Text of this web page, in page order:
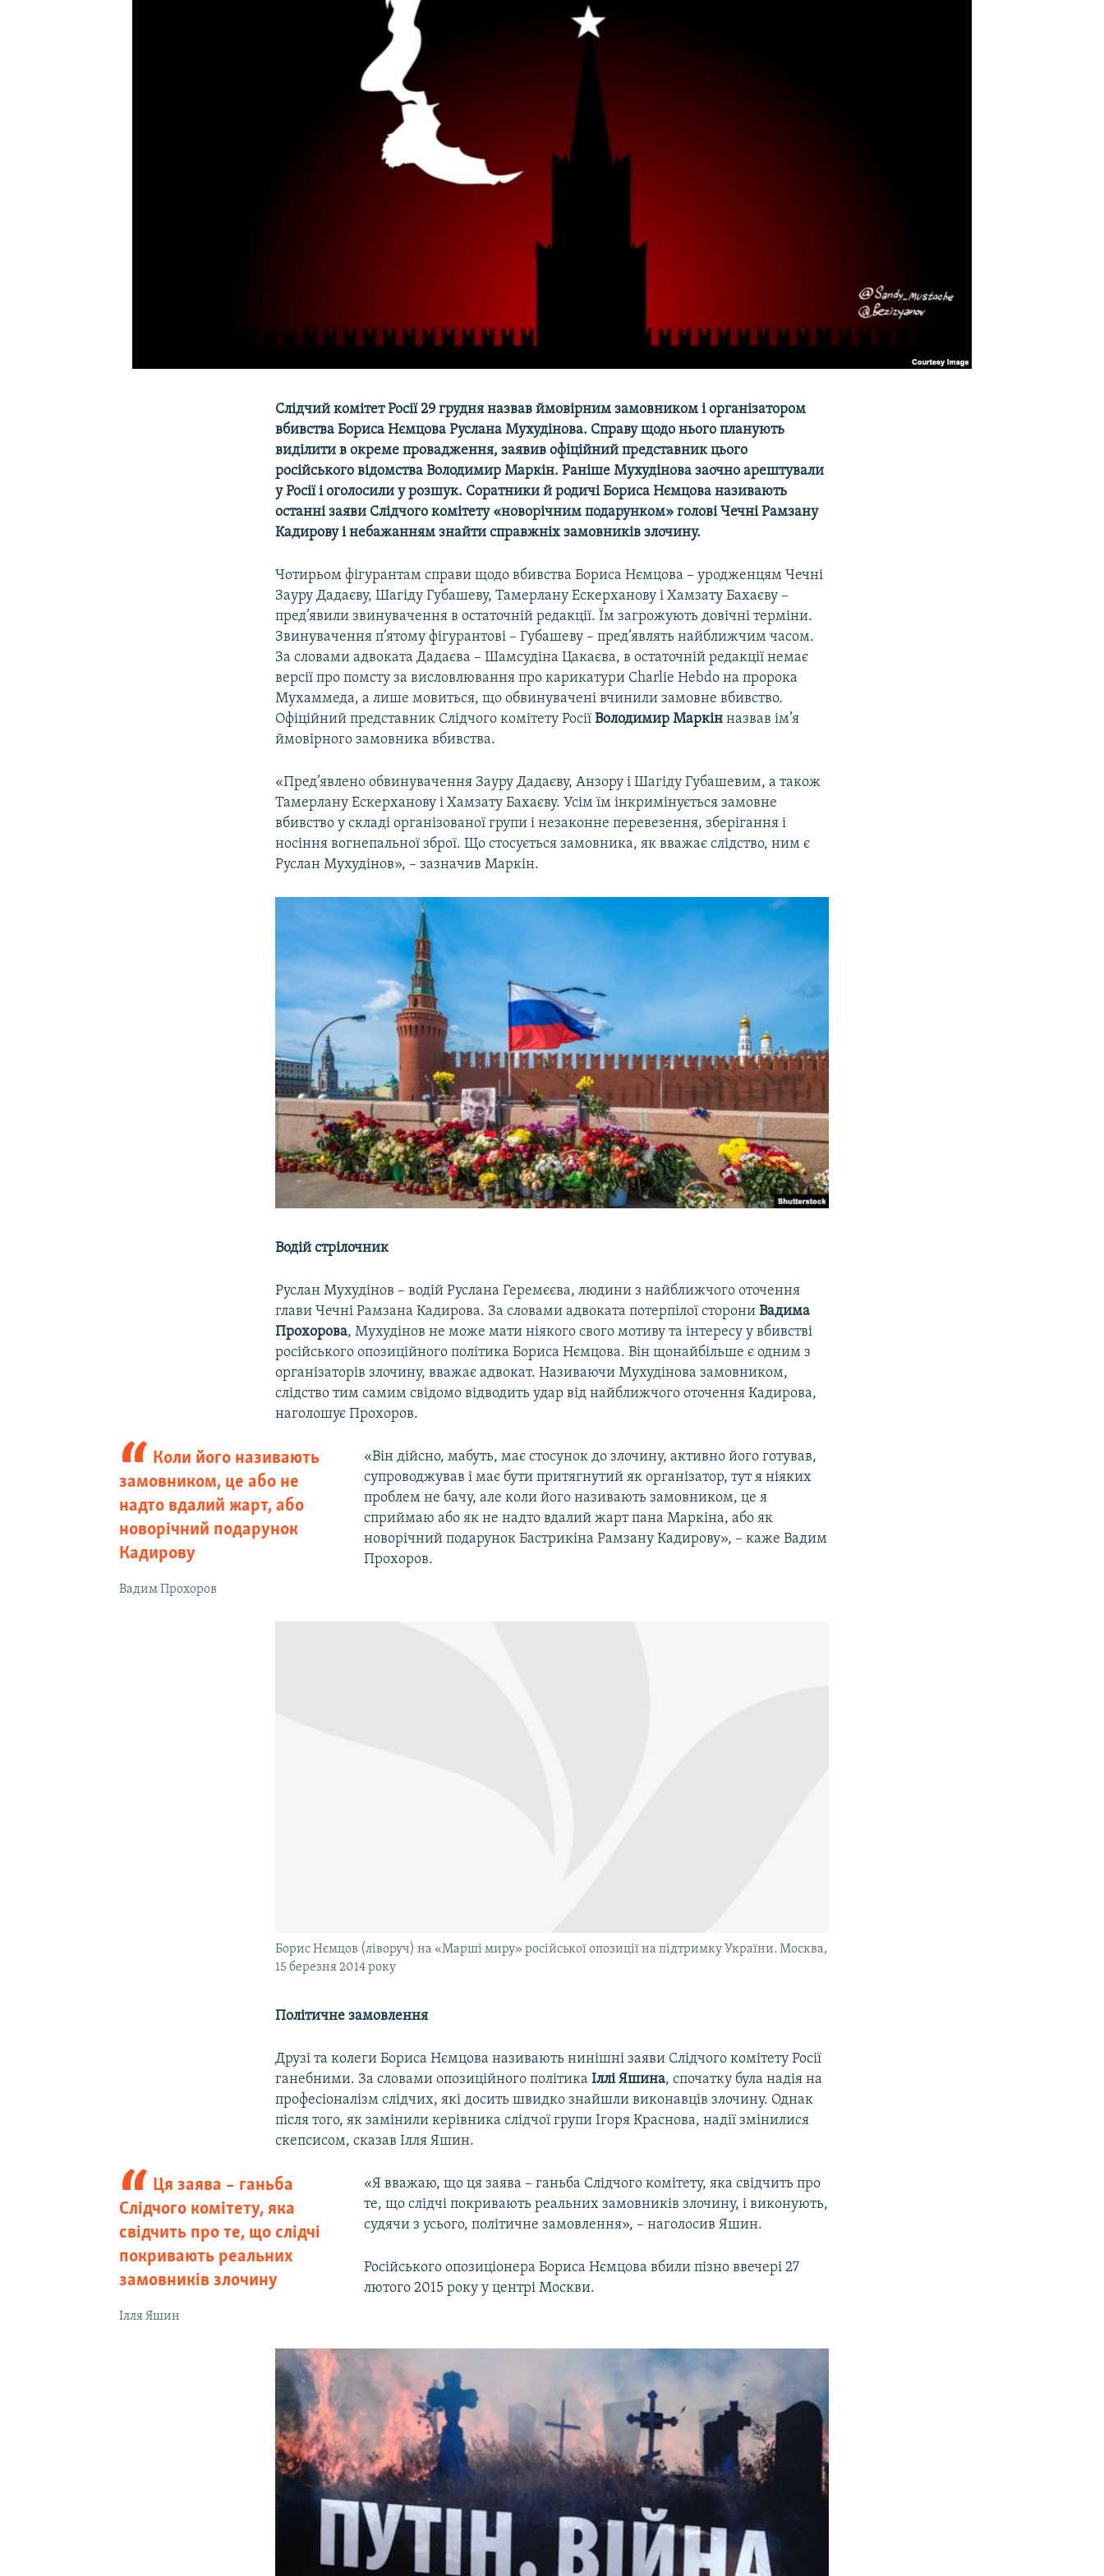
Слідчий комітет Росії 29 грудня назвав ймовірним замовником і організатором
вбивства Бориса Нємцова Руслана Мухудінова. Справу щодо нього планують
виділити в окреме провадження, заявив офіційний представник цього
російського відомства Володимир Маркін. Раніше Мухудінова заочно арештували
у Росії і оголосили у розшук. Соратники й родичі Бориса Нємцова називають
останні заяви Слідчого комітету «новорічним подарунком» голові Чечні Рамзану
Кадирову і небажанням знайти справжніх замовників злочину.
Чотирьом фігурантам справи щодо вбивства Бориса Нємцова – уродженцям Чечні
Зауру Дадаєву, Шагіду Губашеву, Тамерлану Ескерханову і Хамзату Бахаєву –
пред’явили звинувачення в остаточній редакції. Їм загрожують довічні терміни.
Звинувачення п’ятому фігурантові – Губашеву – пред’являть найближчим часом.
За словами адвоката Дадаєва – Шамсудіна Цакаєва, в остаточній редакції немає
версії про помсту за висловлювання про карикатури Charlie Hebdo на пророка
Мухаммеда, а лише мовиться, що обвинувачені вчинили замовне вбивство.
Офіційний представник Слідчого комітету РосіїВолодимир Маркін назвав ім’я
ймовірного замовника вбивства.
«Пред’явлено обвинувачення Зауру Дадаєву, Анзору і Шагіду Губашевим, а також
Тамерлану Ескерханову і Хамзату Бахаєву. Усім їм інкримінується замовне
вбивство у складі організованої групи і незаконне перевезення, зберігання і
носіння вогнепальної зброї. Що стосується замовника, як вважає слідство, ним є
Руслан Мухудінов», – зазначив Маркін.
Водій стрілочник
Руслан Мухудінов – водій Руслана Геремєєва, людини з найближчого оточення
глави Чечні Рамзана Кадирова. За словами адвоката потерпілої сторониВадима
Прохорова, Мухудінов не може мати ніякого свого мотиву та інтересу у вбивстві
російського опозиційного політика Бориса Нємцова. Він щонайбільше є одним з
організаторів злочину, вважає адвокат. Називаючи Мухудінова замовником,
слідство тим самим свідомо відводить удар від найближчого оточення Кадирова,
наголошує Прохоров.
Коли його називають
замовником, це або не
надто вдалий жарт, або
новорічний подарунок
Кадирову
Вадим Прохоров
«Він дійсно, мабуть, має стосунок до злочину, активно його готував,
супроводжував і має бути притягнутий як організатор, тут я ніяких
проблем не бачу, але коли його називають замовником, це я
сприймаю або як не надто вдалий жарт пана Маркіна, або як
новорічний подарунок Бастрикіна Рамзану Кадирову», – каже Вадим
Прохоров.
Борис Нємцов (ліворуч) на «Марші миру» російської опозиції на підтримку України. Москва,
15 березня 2014 року
Політичне замовлення
Друзі та колеги Бориса Нємцова називають нинішні заяви Слідчого комітету Росії
ганебними. За словами опозиційного політикаІллі Яшина, спочатку була надія на
професіоналізм слідчих, які досить швидко знайшли виконавців злочину. Однак
після того, як замінили керівника слідчої групи Ігоря Краснова, надії змінилися
скепсисом, сказав Ілля Яшин.
Ця заява – ганьба
Слідчого комітету, яка
свідчить про те, що слідчі
покривають реальних
замовників злочину
Ілля Яшин
«Я вважаю, що ця заява – ганьба Слідчого комітету, яка свідчить про
те, що слідчі покривають реальних замовників злочину, і виконують,
судячи з усього, політичне замовлення», – наголосив Яшин.
Російського опозиціонера Бориса Нємцова вбили пізно ввечері 27
лютого 2015 року у центрі Москви.